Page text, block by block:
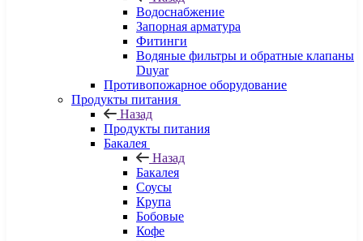
Водоснабжение
Запорная арматура
Фитинги
Водяные фильтры и обратные клапаны
Duyar
Противопожарное оборудование
Продукты питания
Назад
Продукты питания
Бакалея
Назад
Бакалея
Соусы
Крупа
Бобовые
Кофе